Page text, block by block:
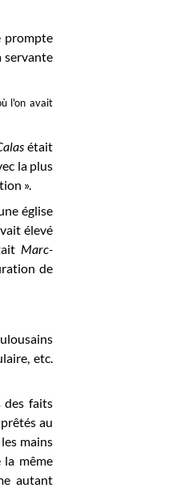
prompte
servante
l'on avait
était
la plus
».
église
élevé
Marc-
de
etc.
des faits
au
mains
la même
autant